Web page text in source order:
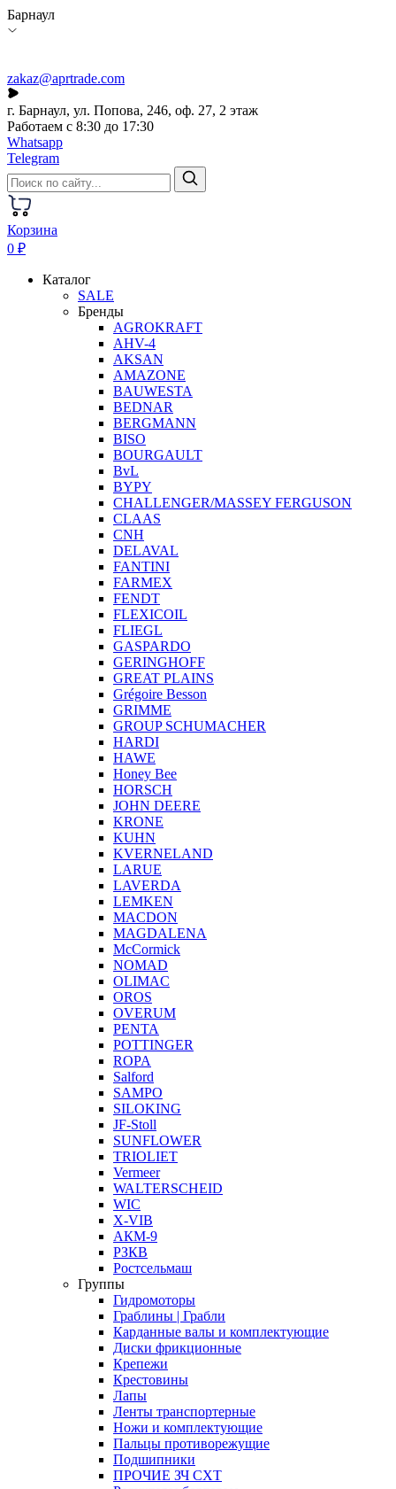
Барнаул
zakaz@aprtrade.com
г. Барнаул, ул. Попова, 246, оф. 27, 2 этаж
Работаем с 8:30 до 17:30
Whatsapp
Telegram
Корзина
0 ₽
Каталог
SALE
Бренды
AGROKRAFT
AHV-4
AKSAN
AMAZONE
BAUWESTA
BEDNAR
BERGMANN
BISO
BOURGAULT
BvL
BYPY
CHALLENGER/MASSEY FERGUSON
CLAAS
CNH
DELAVAL
FANTINI
FARMEX
FENDT
FLEXICOIL
FLIEGL
GASPARDO
GERINGHOFF
GREAT PLAINS
Grégoire Besson
GRIMME
GROUP SCHUMACHER
HARDI
HAWE
Honey Bee
HORSCH
JOHN DEERE
KRONE
KUHN
KVERNELAND
LARUE
LAVERDA
LEMKEN
MACDON
MAGDALENA
McCormick
NOMAD
OLIMAC
OROS
OVERUM
PENTA
POTTINGER
ROPA
Salford
SAMPO
SILOKING
JF-Stoll
SUNFLOWER
TRIOLIET
Vermeer
WALTERSCHEID
WIC
X-VIB
АКМ-9
РЗКВ
Ростсельмаш
Группы
Гидромоторы
Граблины | Грабли
Карданные валы и комплектующие
Диски фрикционные
Крепежи
Крестовины
Лапы
Ленты транспортерные
Ножи и комплектующие
Пальцы противорежущие
Подшипники
ПРОЧИЕ ЗЧ СХТ